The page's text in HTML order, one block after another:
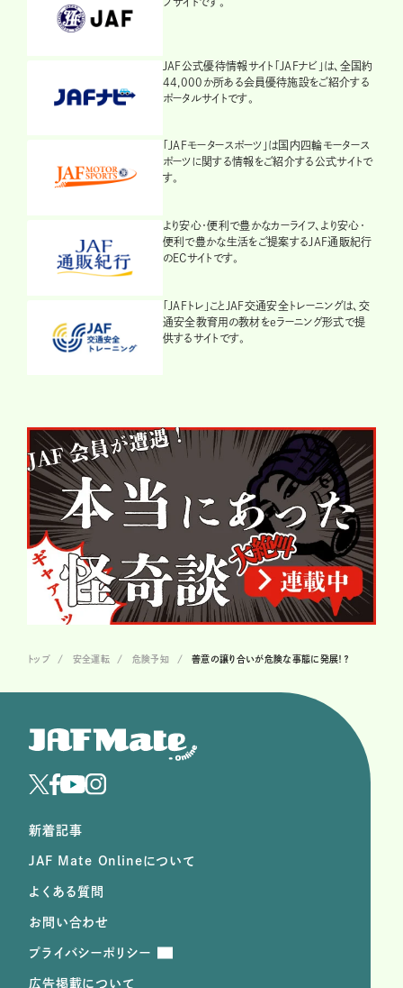
JAF公式優待情報サイト「JAFナビ」は、全国約
44,000か所ある会員優待施設をご紹介する
ポータルサイトです。
「JAFモータースポーツ」は国内四輪モータース
ポーツに関する情報をご紹介する公式サイトで
す。
より安心・便利で豊かなカーライフ、より安心・
便利で豊かな生活をご提案するJAF通販紀行
のECサイトです。
「JAFトレ」ことJAF交通安全トレーニングは、交
通安全教育用の教材をeラーニング形式で提
供するサイトです。
トップ 安全運転 危険予知 善意の譲り合いが危険な事態に発展！？
新着記事
JAF Mate Onlineについて
よくある質問
お問い合わせ
プライバシーポリシー
広告掲載について